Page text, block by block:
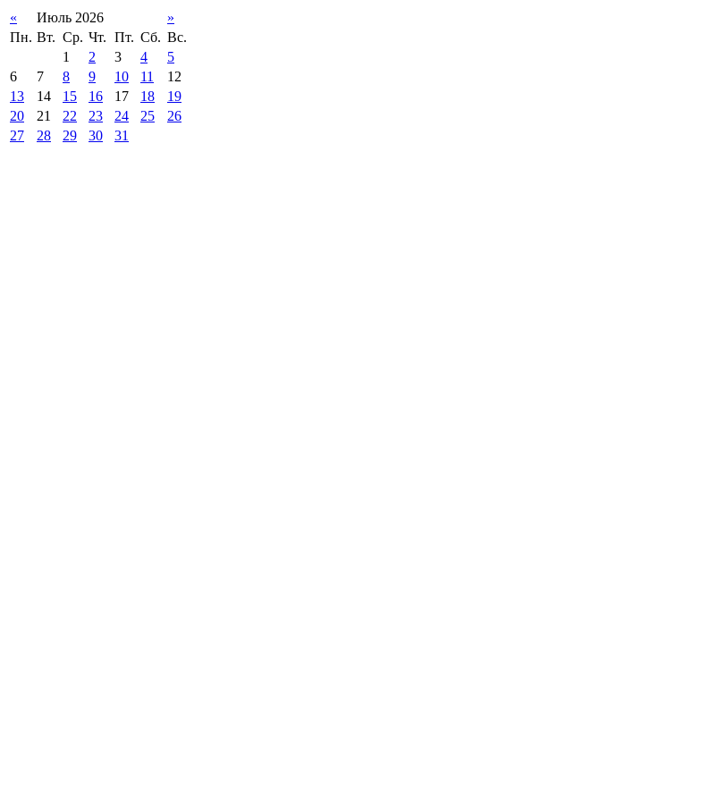
« Июль 2026
»
Пн. Вт. Ср. Чт. Пт. Сб. Вс.
1
2 3 4
5
6
7 8 9 10 11
12
13
14 15 16 17 18
19
20
21 22 23 24 25
26
27
28 29 30 31